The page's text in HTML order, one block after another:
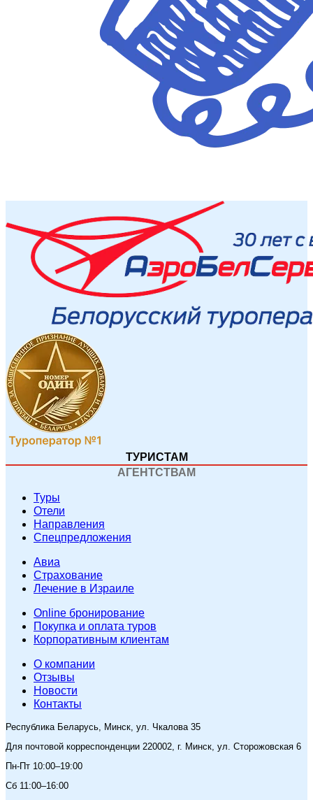
ТУРИСТАМ
АГЕНТСТВАМ
Туры
Отели
Направления
Спецпредложения
Авиа
Страхование
Лечение в Израиле
Online бронирование
Покупка и оплата туров
Корпоративным клиентам
O компании
Отзывы
Новости
Контакты
Республика Беларусь, Минск, ул. Чкалова 35
Для почтовой корреспонденции 220002, г. Минск, ул. Сторожовская 6
Пн-Пт 10:00–19:00
Сб 11:00–16:00